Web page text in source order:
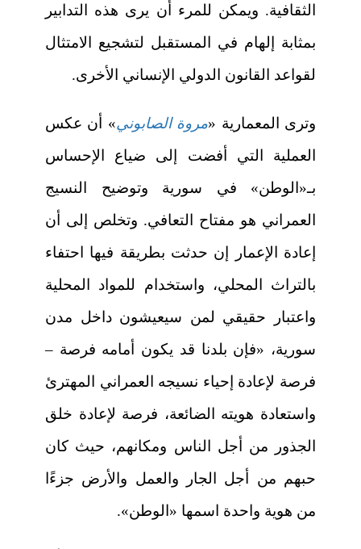
الثقافية. ويمكن للمرء أن يرى هذه التدابير
بمثابة إلهام في المستقبل لتشجيع الامتثال
لقواعد القانون الدولي الإنساني الأخرى.
وترى المعمارية «مروة الصابوني» أن عكس
العملية التي أفضت إلى ضياع الإحساس
بـ«الوطن» في سورية وتوضيح النسيج
العمراني هو مفتاح التعافي. وتخلص إلى أن
إعادة الإعمار إن حدثت بطريقة فيها احتفاء
بالتراث المحلي، واستخدام للمواد المحلية
واعتبار حقيقي لمن سيعيشون داخل مدن
سورية، «فإن بلدنا قد يكون أمامه فرصة –
فرصة لإعادة إحياء نسيجه العمراني المهترئ
واستعادة هويته الضائعة، فرصة لإعادة خلق
الجذور من أجل الناس ومكانهم، حيث كان
حبهم من أجل الجار والعمل والأرض جزءًا
من هوية واحدة اسمها «الوطن».